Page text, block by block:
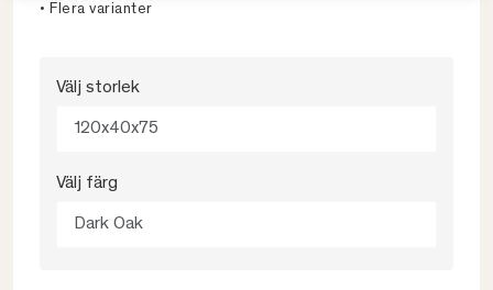
• Flera varianter
Välj storlek
120x40x75
Välj färg
Dark Oak